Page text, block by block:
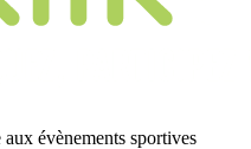
évènements sportives